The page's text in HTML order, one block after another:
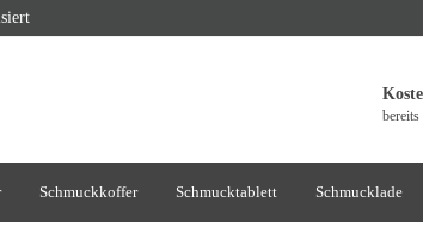
Schmuckkoffer Schmucktablett Schmucklade